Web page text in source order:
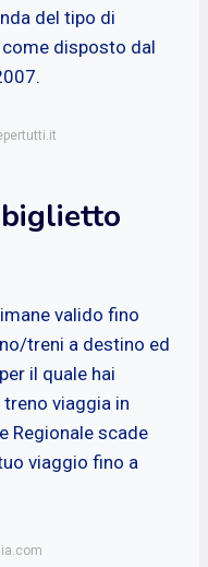
del tipo di
disposto dal
valido fino
treni a destino ed
il quale hai
viaggia in
Regionale scade
viaggio fino a